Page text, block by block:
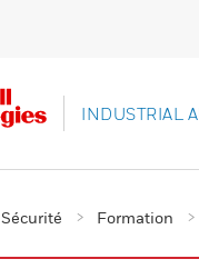
INDUSTRIAL
Sécurité Formation